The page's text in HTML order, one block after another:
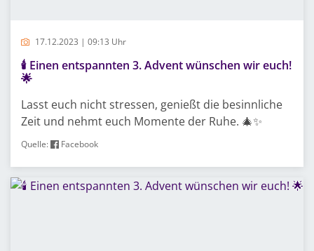
17.12.2023 | 09:13 Uhr
🕯️ Einen entspannten 3. Advent wünschen wir euch!
🌟
Lasst euch nicht stressen, genießt die besinnliche
Zeit und nehmt euch Momente der Ruhe. 🎄✨
Quelle: Facebook